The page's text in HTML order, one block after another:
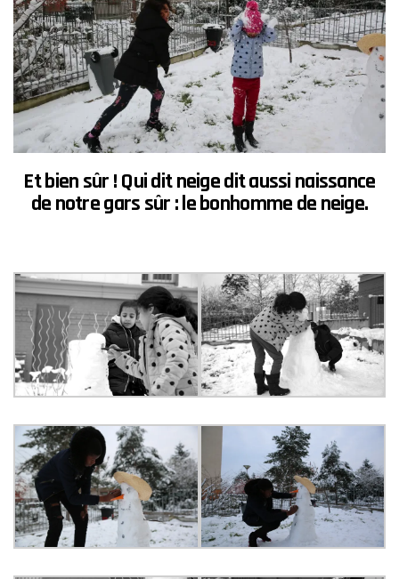
Et bien sûr ! Qui dit neige dit aussi naissance
de notre gars sûr : lebonhomme de neige.